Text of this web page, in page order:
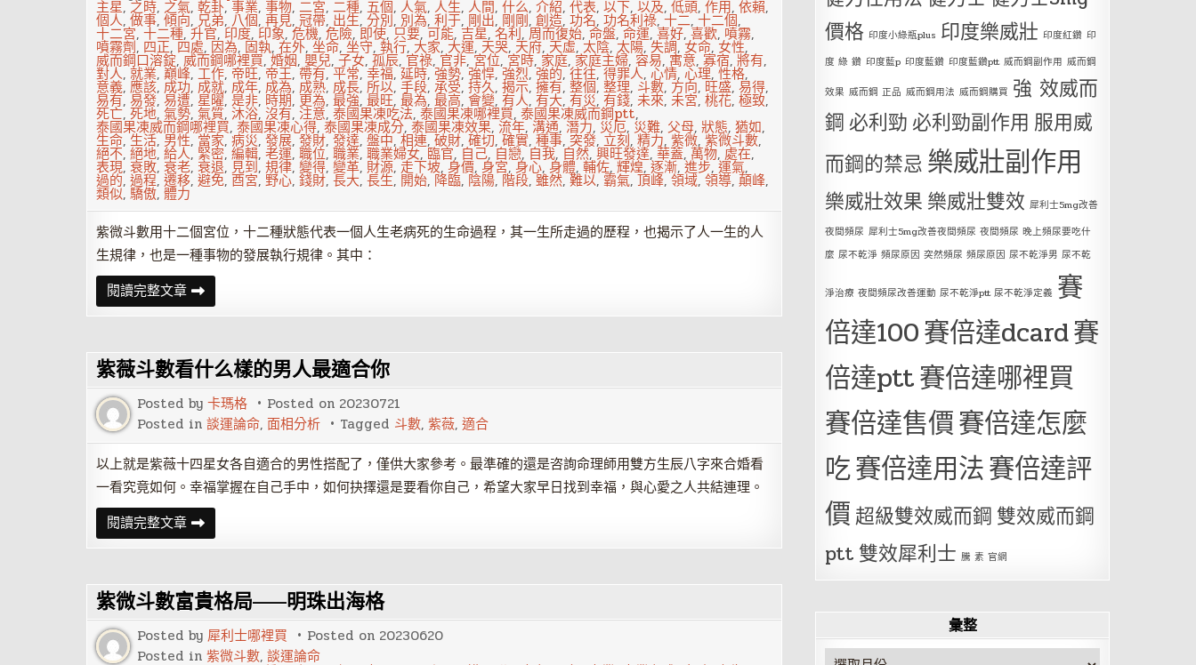
主星,之時, 之氣,乾卦,事業, 事物, 二宮, 二種,五個, 人氣, 人生, 人間, 什么, 介紹,代表,以下, 以及, 低頭, 作用,依賴,
個人, 做事, 傾向, 兄弟, 八個, 再見, 冠帶, 出生, 分別, 別為, 利于, 剛出, 剛剛, 創造, 功名, 功名利祿,十二,十二個,
十二宮,十二種,升官, 印度,印象,危機, 危險, 即使,只要,可能, 吉星,名利,周而復始,命盤,命運,喜好, 喜歡, 噴霧,
噴霧劑, 四正,四處, 因為,固執,在外,坐命,坐守,執行,大家,大運, 天哭,天府,天虛,太陰,太陽,失調,女命,女性,
威而鋼口溶錠,威而鋼哪裡買,婚姻,嬰兒,子女,孤辰,官祿,官非,宮位,宮時,家庭, 家庭主婦,容易,寓意, 寡宿,將有,
對人,就業,巔峰,工作,帝旺,帝王,帶有,平常,幸福,延時,強勢,強悍,強烈,強的,往往,得罪人, 心情,心理, 性格,
意義, 應該, 成功, 成就, 成年, 成為, 成熟, 成長, 所以, 手段, 承受, 持久, 揭示, 擁有, 整個, 整理, 斗數,方向, 旺盛,易得,
易有, 易發, 易遭, 星曜, 是非, 時期, 更為, 最強, 最旺, 最為, 最高, 會變, 有人, 有大, 有災, 有錢, 未來, 未宮, 桃花, 極致,
死亡, 死地, 氣勢, 氣質, 沐浴, 沒有, 注意, 泰國果凍吃法,泰國果凍哪裡買, 泰國果凍威而鋼ptt,
泰國果凍威而鋼哪裡買,泰國果凍心得,泰國果凍成分, 泰國果凍效果, 流年,溝通,潛力,災厄, 災難, 父母, 狀態, 猶如,
生命,生活,男性,當家,病災,發展,發財,發達, 盤中,相連, 破財,確切,確實,種事,突發,立刻,精力,紫微,紫微斗數,
絕不, 絕地, 給人, 緊密, 編輯, 老運, 職位, 職業, 職業婦女,臨官,自己,自戀,自我, 自然,興旺發達,華蓋,萬物,處在,
表現, 衰敗, 衰老, 衰退, 見到, 規律, 變得, 變革, 財源, 走下坡,身價, 身宮,身心,身體,輔佐, 輝煌,逐漸,進步,運氣,
過的, 過程, 遷移, 避免, 酉宮, 野心, 錢財, 長大, 長生, 開始,降臨,陰陽, 階段,雖然,難以,霸氣, 頂峰,領域,領導,顛峰,
類似, 驕傲, 體力
紫微斗數用十二個宮位，十二種狀態代表一個人生老病死的生命過程，其一生所走過的歷程，也揭示了人一生的人
生規律，也是一種事物的發展執行規律。其中：
閱讀完整文章紫
微
斗
二
長
生
神
——
帝
紫薇斗數看什么樣的男人最適合你
Posted by 卡瑪格 Posted on 20230721
Posted in 談運論命, 面相分析 Tagged 斗數, 紫薇, 適合
以上就是紫薇十四星女各自適合的男性搭配了，僅供大家參考。最準確的還是咨詢命理師用雙方生辰八字來合婚看
一看究竟如何。幸福掌握在自己手中，如何抉擇還是要看你自己，希望大家早日找到幸福，與心愛之人共結連理。
閱讀完整文章紫
薇
斗
什
么
樣
的
男
人
紫微斗數富貴格局——明珠出海格
Posted by 犀利士哪裡買 Posted on 20230620
Posted in 紫微斗數, 談運論命
價格 印度小綠瓶plus 印度樂威壯 印度紅鑽 印
度 綠 鑽 印度藍p 印度藍鑽 印度藍鑽ptt 威而鋼副作用 威而鋼
效果 威而鋼 正品 威而鋼用法 威而鋼購買 強 效威而
鋼 必利勁 必利勁副作用 服用威
而鋼的禁忌 樂威壯副作用
樂威壯效果 樂威壯雙效 犀利士5mg改善
夜間頻尿 犀利士5mg改善夜間頻尿 夜間頻尿 晚上頻尿要吃什
麼 尿不乾淨 頻尿原因 突然頻尿 頻尿原因 尿不乾淨男 尿不乾
淨治療 夜間頻尿改善運動 尿不乾淨ptt 尿不乾淨定義 賽
倍達100賽倍達dcard賽
倍達ptt賽倍達哪裡買
賽倍達售價賽倍達怎麼
吃賽倍達用法賽倍達評
價超級雙效威而鋼 雙效威而鋼
ptt 雙效犀利士 騰 素 官網
彙整
彙